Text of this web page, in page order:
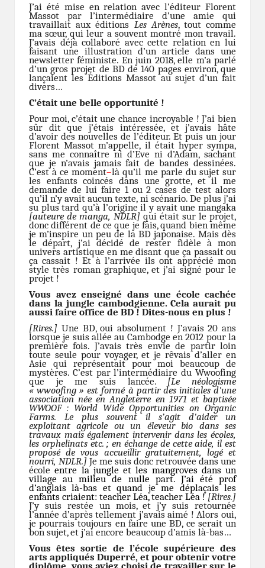
J’ai été mise en relation avec l’éditeur Florent
Massot par l’intermédiaire d’une amie qui
travaillait aux éditions Les Arènes, tout comme
ma sœur, qui leur a souvent montré mon travail.
J’avais déjà collaboré avec cette relation en lui
faisant une illustration d’un article dans une
newsletter féministe. En juin 2018, elle m’a parlé
d’un gros projet de BD de 140 pages environ, que
lançaient les Éditions Massot au sujet d’un fait
divers…
C’était une belle opportunité !
Pour moi, c’était une chance incroyable ! J’ai bien
sûr dit que j’étais intéressée, et j’avais hâte
d’avoir des nouvelles de l’éditeur. Et puis un jour
Florent Massot m’appelle, il était hyper sympa,
sans me connaître ni d’Eve ni d’Adam, sachant
que je n’avais jamais fait de bandes dessinées.
C’est à ce moment–là qu’il me parle du sujet sur
les enfants coincés dans une grotte, et il me
demande de lui faire 1 ou 2 cases de test alors
qu’il n’y avait aucun texte, ni scénario. De plus j’ai
su plus tard qu’à l’origine il y avait une mangaka
[auteure de manga, NDLR] qui était sur le projet,
donc différent de ce que je fais, quand bien même
je m’inspire un peu de la BD japonaise. Mais dès
le départ, j’ai décidé de rester fidèle à mon
univers artistique en me disant que ça passait ou
ça cassait ! Et à l’arrivée ils ont apprécié mon
style très roman graphique, et j’ai signé pour le
projet !
Vous avez enseigné dans une école cachée
dans la jungle cambodgienne. Cela aurait pu
aussi faire office de BD ! Dites-nous en plus !
[Rires.] Une BD, oui absolument ! J’avais 20 ans
lorsque je suis allée au Cambodge en 2012 pour la
première fois. J’avais très envie de partir loin
toute seule pour voyager, et je rêvais d’aller en
Asie qui représentait pour moi beaucoup de
mystères. C’est par l’intermédiaire du Wwoofing
que je me suis lancée. [Le néologisme
« wwoofing » est formé à partir des initiales d'une
association née en Angleterre en 1971 et baptisée
WWOOF : World Wide Opportunities on Organic
Farms. Le plus souvent il s’agit d'aider un
exploitant agricole ou un éleveur bio dans ses
travaux mais également intervenir dans les écoles,
les orphelinats etc. ; en échange de cette aide, il est
proposé de vous accueillir gratuitement, logé et
nourri, NDLR.] Je me suis donc retrouvée dans une
école entre la jungle et les mangroves dans un
village au milieu de nulle part. J’ai été prof
d’anglais là-bas et quand je me déplaçais les
enfants criaient: teacher Léa, teacher Léa ![Rires.]
J’y suis restée un mois, et j’y suis retournée
l’année d’après tellement j’avais aimé ! Alors oui,
je pourrais toujours en faire une BD, ce serait un
bon sujet, et j’ai encore beaucoup d’amis là-bas…
Vous êtes sortie de l’école supérieure des
arts appliqués Duperré, et pour obtenir votre